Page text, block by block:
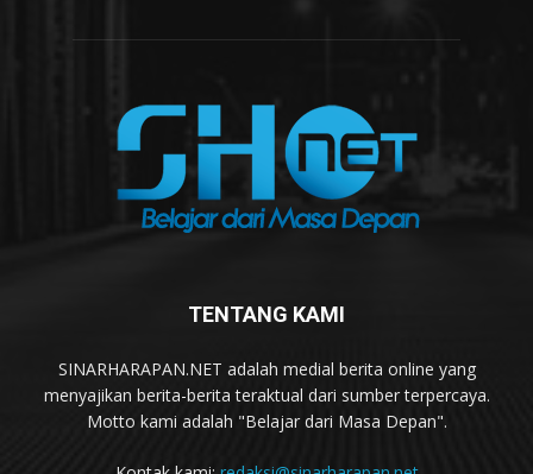
TENTANG KAMI
SINARHARAPAN.NET adalah medial berita online yang
menyajikan berita-berita teraktual dari sumber terpercaya.
Motto kami adalah "Belajar dari Masa Depan".